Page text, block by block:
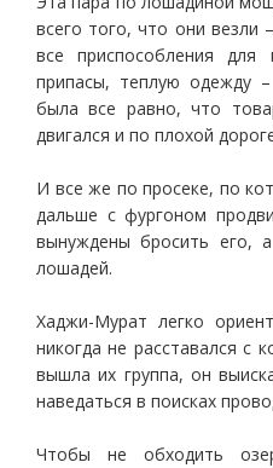
всего того, что они везли
все приспособления для
припасы, теплую одежду
была все равно, что
двигался и по плохой
И все же по просеке, по
дальше с фургоном
вынуждены бросить его,
лошадей.
Хаджи-Мурат легко
никогда не расставался с
вышла их группа, он
наведаться в поисках
Чтобы не обходить